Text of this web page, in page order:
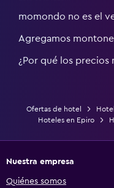
momondo no es el
Agregamos
¿Por qué los precios
Ofertas de hotel
Hoteles en Epiro
Nuestra empresa
Quiénes somos